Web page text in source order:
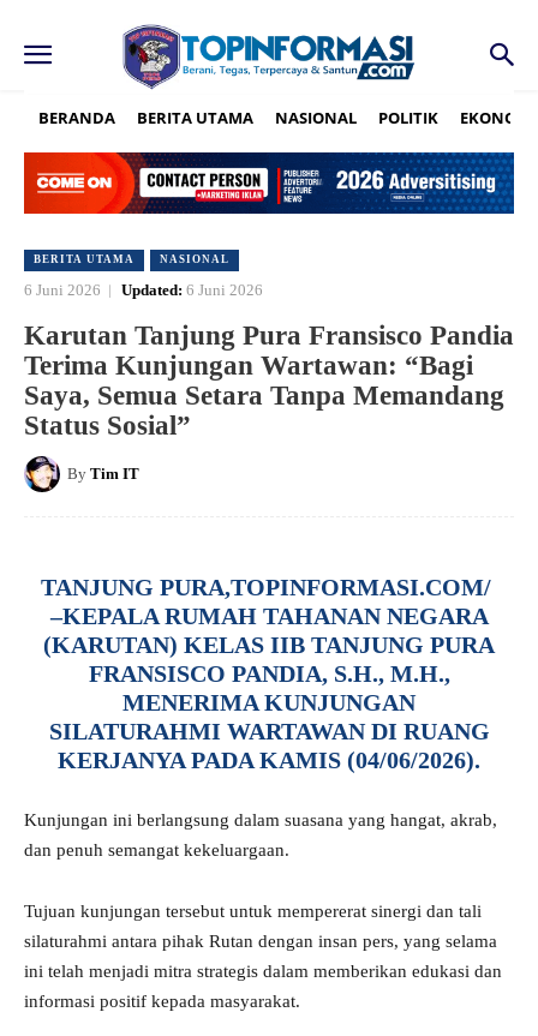
BERANDA BERITA UTAMA NASIONAL POLITIK EKONOMI
BERITA UTAMA NASIONAL
6 Juni 2026 Updated: 6 Juni 2026
Karutan Tanjung Pura Fransisco Pandia
Terima Kunjungan Wartawan: “Bagi
Saya, Semua Setara Tanpa Memandang
Status Sosial”
By Tim IT
TANJUNG PURA,TOPINFORMASI.COM/
–KEPALA RUMAH TAHANAN NEGARA
(KARUTAN) KELAS IIB TANJUNG PURA
FRANSISCO PANDIA, S.H., M.H.,
MENERIMA KUNJUNGAN
SILATURAHMI WARTAWAN DI RUANG
KERJANYA PADA KAMIS (04/06/2026).
Kunjungan ini berlangsung dalam suasana yang hangat, akrab,
dan penuh semangat kekeluargaan.
Tujuan kunjungan tersebut untuk mempererat sinergi dan tali
silaturahmi antara pihak Rutan dengan insan pers, yang selama
ini telah menjadi mitra strategis dalam memberikan edukasi dan
informasi positif kepada masyarakat.